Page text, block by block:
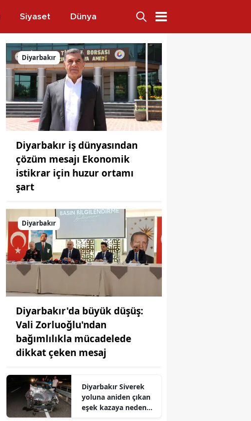
Siyaset Dünya
Diyarbakır
Diyarbakır iş dünyasından
çözüm mesajı Ekonomik
istikrar için huzur ortamı
şart
Diyarbakır
Diyarbakır'da büyük düşüş:
Vali Zorluoğlu'ndan
bağımlılıkla mücadelede
dikkat çeken mesaj
Diyarbakır Siverek
yoluna aniden çıkan
eşek kazaya neden